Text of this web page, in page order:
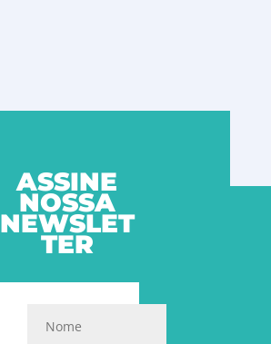
ASSINE
NOSSA
NEWSLET
TER